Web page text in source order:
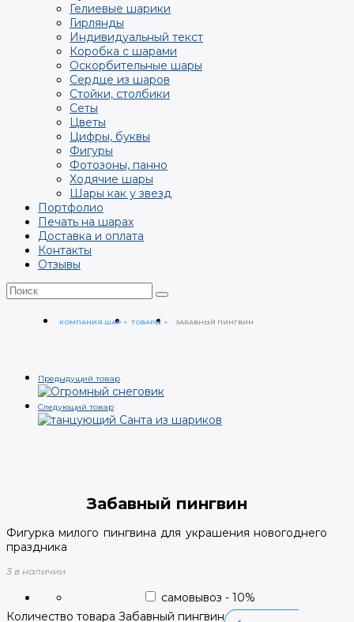
Гелиевые шарики
Гирлянды
Индивидуальный текст
Коробка с шарами
Оскорбительные шары
Сердце из шаров
Стойки, столбики
Сеты
Цветы
Цифры, буквы
Фигуры
Фотозоны, панно
Ходячие шары
Шары как у звезд
Портфолио
Печать на шарах
Доставка и оплата
Контакты
Отзывы
КОМПАНИЯ ШАР ТОВАРЫ ЗАБАВНЫЙ ПИНГВИН
Предыдущий товар
Следующий товар
Забавный пингвин
Фигурка милого пингвина для украшения новогоднего
праздника
3 в наличии
самовывоз -10%
Количество товара Забавный пингвин